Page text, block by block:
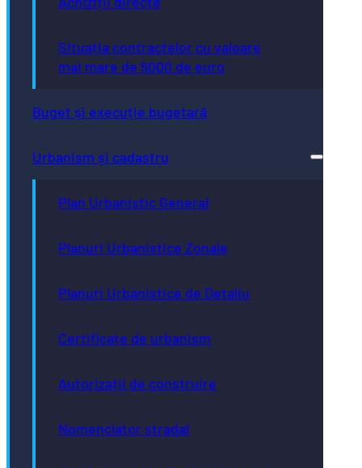
Situația contractelor cu valoare
mai mare de 5000 de euro
Buget și execuție bugetară
Urbanism și cadastru
Plan Urbanistic General
Planuri Urbanistice Zonale
Planuri Urbanistice de Detaliu
Certificate de urbanism
Autorizații de construire
Nomenclator stradal